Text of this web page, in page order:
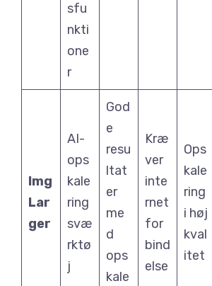
sfu
nkti
one
r
Img
Lar
ger
AI-
ops
kale
ring
svæ
rktø
j
God
e
resu
ltat
er
me
d
ops
kale
Kræ
ver
inte
rnet
for
bind
else
Ops
kale
ring
i høj
kval
itet